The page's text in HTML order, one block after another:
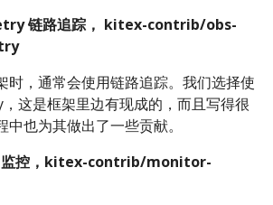
链路追踪， kitex-contrib/obs-
时，通常会使用链路追踪。我们选择使
这是框架里边有现成的，而且写得很
也为其做出了一些贡献。
监控，kitex-contrib/monitor-